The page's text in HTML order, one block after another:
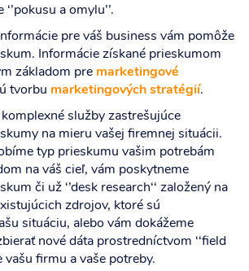
a omylu’’.
pre váš business vám pomôže
Informácie získané prieskumom
základom pre marketingové
tvorbu marketingových stratégií.
služby zastrešujúce
na mieru vašej firemnej situácii.
typ prieskumu vašim potrebám
na váš cieľ, vám poskytneme
či už ‘’desk research‘‘ založený na
zdrojov, ktoré sú
situáciu, alebo vám dokážeme
nové dáta prostredníctvom ‘‘field
vašu firmu a vaše potreby.